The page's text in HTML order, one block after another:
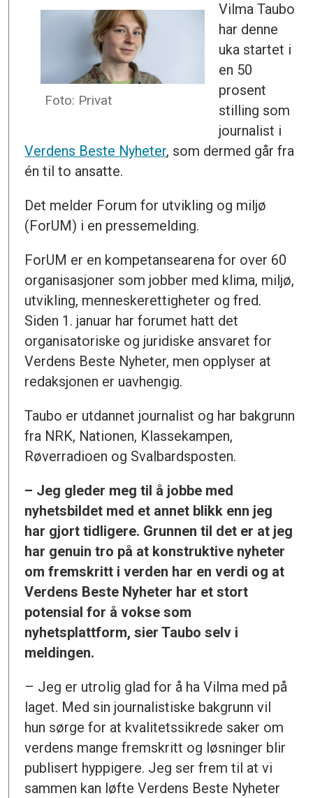
Foto: Privat
Vilma Taubo
har denne
uka startet i
en 50
prosent
stilling som
journalist i
Verdens Beste Nyheter, som dermed går fra
én til to ansatte.
Det melder Forum for utvikling og miljø
(ForUM) i en pressemelding.
ForUM er en kompetansearena for over 60
organisasjoner som jobber med klima, miljø,
utvikling, menneskerettigheter og fred.
Siden 1. januar har forumet hatt det
organisatoriske og juridiske ansvaret for
Verdens Beste Nyheter, men opplyser at
redaksjonen er uavhengig.
Taubo er utdannet journalist og har bakgrunn
fra NRK, Nationen, Klassekampen,
Røverradioen og Svalbardsposten.
– Jeg gleder meg til å jobbe med
nyhetsbildet med et annet blikk enn jeg
har gjort tidligere. Grunnen til det er at jeg
har genuin tro på at konstruktive nyheter
om fremskritt i verden har en verdi og at
Verdens Beste Nyheter har et stort
potensial for å vokse som
nyhetsplattform, sier Taubo selv i
meldingen.
– Jeg er utrolig glad for å ha Vilma med på
laget. Med sin journalistiske bakgrunn vil
hun sørge for at kvalitetssikrede saker om
verdens mange fremskritt og løsninger blir
publisert hyppigere. Jeg ser frem til at vi
sammen kan løfte Verdens Beste Nyheter